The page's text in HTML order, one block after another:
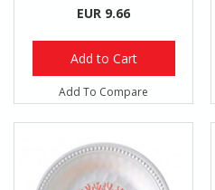
EUR 9.66
Add to Cart
Add To Compare